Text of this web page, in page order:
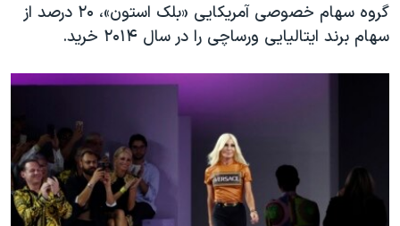
گروه سهام خصوصی آمریکایی «بلک استون»، ۲۰ درصد از
سهام برند ایتالیایی ورساچی را در سال ۲۰۱۴ خرید.